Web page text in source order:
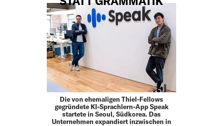
Die von ehemaligen Thiel-Fellows
gegründete KI-Sprachlern-App Speak
startete in Seoul, Südkorea. Das
Unternehmen expandiert inzwischen in